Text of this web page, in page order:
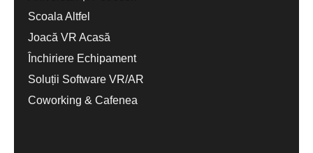
Scoala Altfel
Joacă VR Acasă
Închiriere Echipament
Soluții Software VR/AR
Coworking & Cafenea